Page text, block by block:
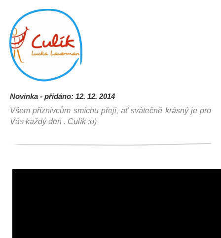
Novinka - přidáno: 12. 12. 2014
Všem příznivcům smíchu přeji, ať svátečně krásný je pro
Vás každý den . Culík :o)